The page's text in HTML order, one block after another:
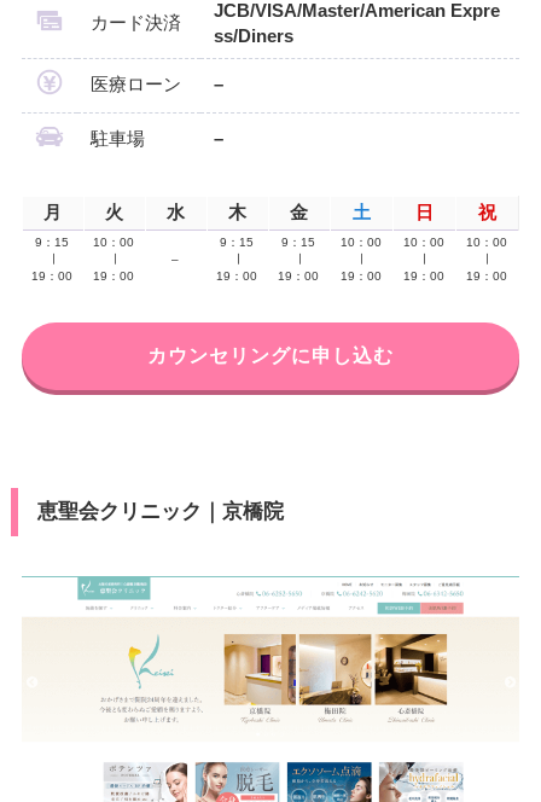
カード決済
JCB/VISA/Master/American Expre
ss/Diners
医療ローン –
駐車場 –
月 火 水 木 金 土 日 祝
9：15
19：00
10：00
19：00
–
9：15
19：00
9：15
19：00
10：00
19：00
10：00
19：00
10：00
19：00
カウンセリングに申し込む
恵聖会クリニック｜京橋院